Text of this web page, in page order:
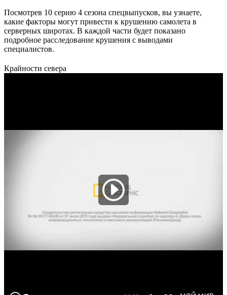
Посмотрев 10 серию 4 сезона спецвыпусков, вы узнаете,
какие факторы могут привести к крушению самолета в
серверных широтах. В каждой части будет показано
подробное расследование крушения с выводами
специалистов.
Крайности севера